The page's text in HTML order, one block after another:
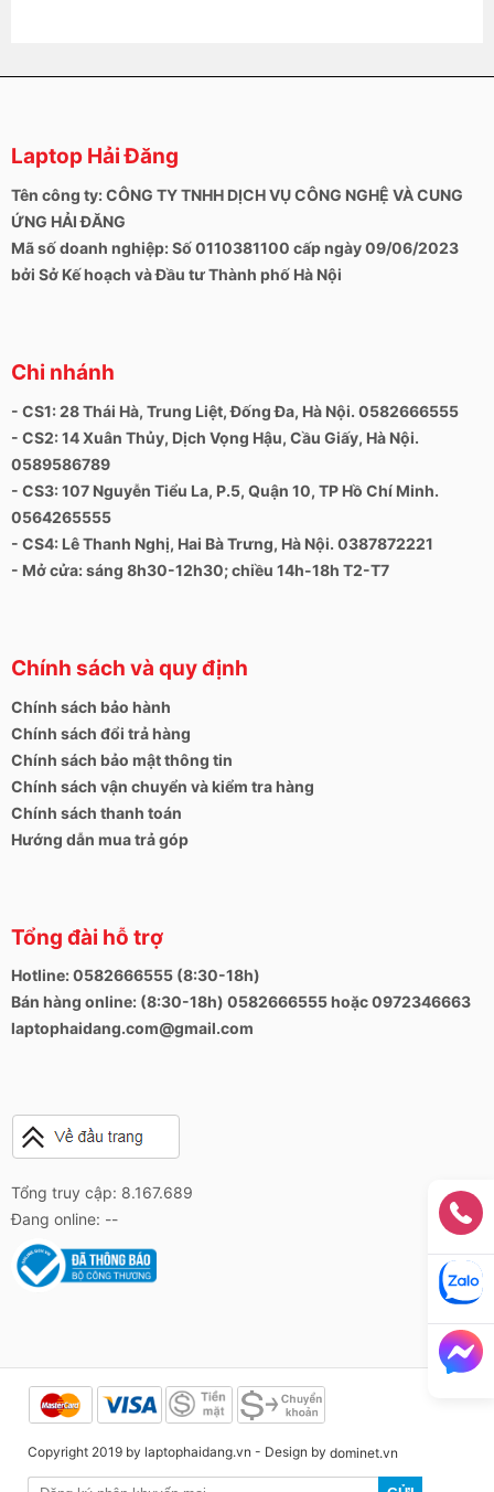
Laptop Hải Đăng
Tên công ty: CÔNG TY TNHH DỊCH VỤ CÔNG NGHỆ VÀ CUNG
ỨNG HẢI ĐĂNG
Mã số doanh nghiệp: Số 0110381100 cấp ngày 09/06/2023
bởi Sở Kế hoạch và Đầu tư Thành phố Hà Nội
Chi nhánh
- CS1: 28 Thái Hà, Trung Liệt, Đống Đa, Hà Nội. 0582666555
- CS2: 14 Xuân Thủy, Dịch Vọng Hậu, Cầu Giấy, Hà Nội.
0589586789
- CS3: 107 Nguyễn Tiểu La, P.5, Quận 10, TP Hồ Chí Minh.
0564265555
- CS4: Lê Thanh Nghị, Hai Bà Trưng, Hà Nội. 0387872221
- Mở cửa: sáng 8h30-12h30; chiều 14h-18h T2-T7
Chính sách và quy định
Chính sách bảo hành
Chính sách đổi trả hàng
Chính sách bảo mật thông tin
Chính sách vận chuyển và kiểm tra hàng
Chính sách thanh toán
Hướng dẫn mua trả góp
Tổng đài hỗ trợ
Hotline: 0582666555 (8:30-18h)
Bán hàng online: (8:30-18h) 0582666555 hoặc 0972346663
laptophaidang.com@gmail.com
Tổng truy cập: 8.167.689
Đang online: --
Copyright 2019 by laptophaidang.vn - Design by dominet.vn